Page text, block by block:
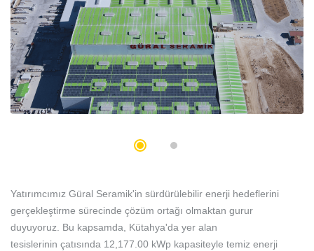
Yatırımcımız Güral Seramik'in sürdürülebilir enerji hedeflerini
gerçekleştirme sürecinde çözüm ortağı olmaktan gurur
duyuyoruz. Bu kapsamda, Kütahya'da yer alan
tesislerinin çatısında 12,177.00 kWp kapasiteyle temiz enerji